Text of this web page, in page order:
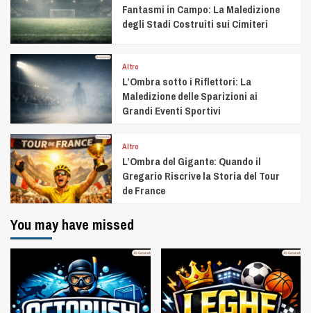
Fantasmi in Campo: La Maledizione
degli Stadi Costruiti sui Cimiteri
Altro
L’Ombra sotto i Riflettori: La
Maledizione delle Sparizioni ai
Grandi Eventi Sportivi
Altro
L’Ombra del Gigante: Quando il
Gregario Riscrive la Storia del Tour
de France
You may have missed